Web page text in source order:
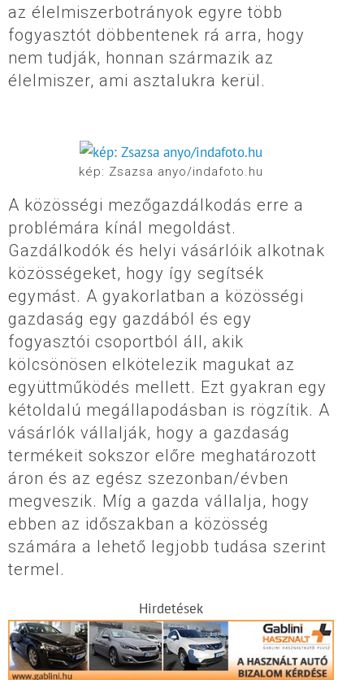
az élelmiszerbotrányok egyre több
fogyasztót döbbentenek rá arra, hogy
nem tudják, honnan származik az
élelmiszer, ami asztalukra kerül.
kép: Zsazsa anyo/indafoto.hu
A közösségi mezőgazdálkodás erre a
problémára kínál megoldást.
Gazdálkodók és helyi vásárlóik alkotnak
közösségeket, hogy így segítsék
egymást. A gyakorlatban a közösségi
gazdaság egy gazdából és egy
fogyasztói csoportból áll, akik
kölcsönösen elkötelezik magukat az
együttműködés mellett. Ezt gyakran egy
kétoldalú megállapodásban is rögzítik. A
vásárlók vállalják, hogy a gazdaság
termékeit sokszor előre meghatározott
áron és az egész szezonban/évben
megveszik. Míg a gazda vállalja, hogy
ebben az időszakban a közösség
számára a lehető legjobb tudása szerint
termel.
Hirdetések